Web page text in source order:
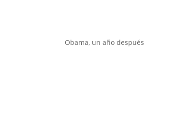
Obama, un año después